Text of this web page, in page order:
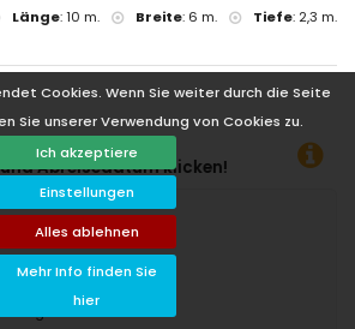
Cookies. Wenn Sie weiter durch die Seite
Sie unserer Verwendung von Cookies zu.
Ich akzeptiere
Einstellungen
Alles ablehnen
Mehr Info finden Sie
hier
Länge:10 m. Breite: 6 m. Tiefe: 2,3 m.